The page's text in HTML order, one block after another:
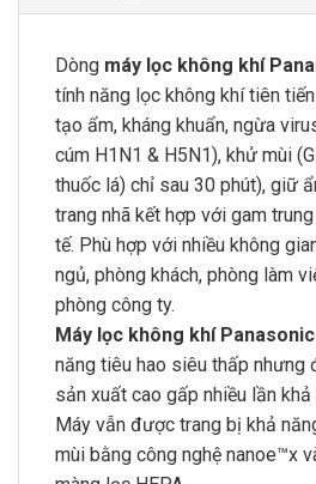
Dòng máy lọc không khí
tính năng lọc không khí tiên
tạo ẩm, kháng khuẩn, ngừa
cúm H1N1 & H5N1), khử mùi
thuốc lá) chỉ sau 30 phút), giữ
trang nhã kết hợp với gam
tế. Phù hợp với nhiều không
ngủ, phòng khách, phòng làm
phòng công ty.
Máy lọc không khí
năng tiêu hao siêu thấp
sản xuất cao gấp nhiều lần
Máy vẫn được trang bị khả
mùi bằng công nghệ nanoe™x